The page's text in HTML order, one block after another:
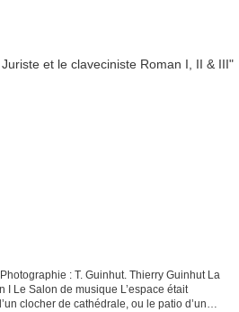
: T. Guinhut. Thierry Guinhut La
I Le Salon de musique L’espace était
clocher de cathédrale, ou le patio d’un